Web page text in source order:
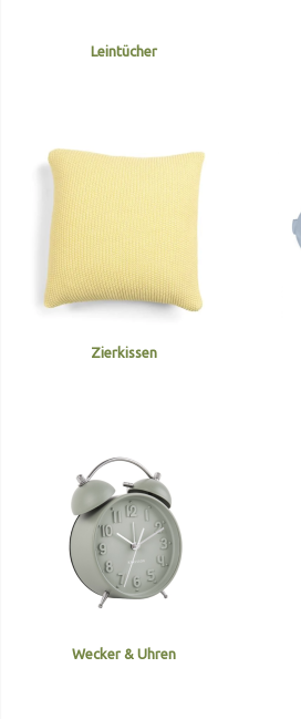
Leintücher
Zierkissen
Wecker & Uhren